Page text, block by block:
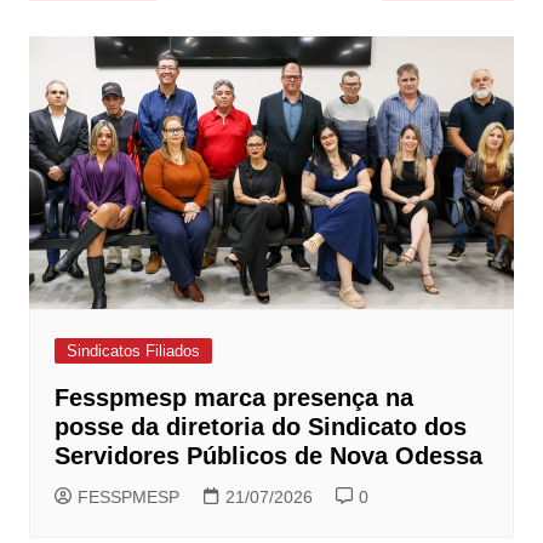
Post
Sindicatos Filiados
Fesspmesp marca presença na
posse da diretoria do Sindicato dos
Servidores Públicos de Nova Odessa
FESSPMESP 21/07/2026 0